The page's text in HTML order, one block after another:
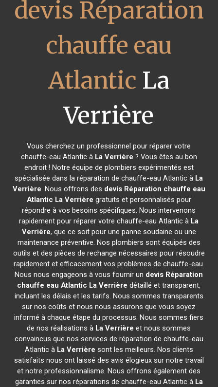
devis Réparation
chauffe eau
Atlantic La
Verrière
Vous cherchez un professionnel pour réparer votre
chauffe-eau Atlantic à La Verrière ? Vous êtes au bon
endroit ! Notre équipe de plombiers expérimentés est
spécialisée dans la réparation de chauffe-eau Atlantic à La
Verrière. Nous offrons des devis Réparation chauffe eau
Atlantic La Verrière gratuits et personnalisés pour
répondre à vos besoins spécifiques. Nous intervenons
rapidement pour réparer votre chauffe-eau Atlantic à La
Verrière, que ce soit pour une panne soudaine ou une
maintenance préventive. Nos plombiers sont équipés des
outils et des pièces de rechange nécessaires pour résoudre
rapidement et efficacement vos problèmes de chauffe-eau.
Nous nous engageons à vous fournir un devis Réparation
chauffe eau Atlantic La Verrière détaillé et transparent,
incluant les délais et les tarifs. Nous sommes transparents
sur nos coûts et nous nous assurons que vous soyez
informé à chaque étape du processus. Nous sommes fiers
de nos réalisations à La Verrière et nous sommes
convaincus que nos services de réparation de chauffe-eau
Atlantic à La Verrière sont les meilleurs. Nos clients
satisfaits nous ont laissé des avis élogieux sur notre travail
et notre professionnalisme. Nous offrons également des
garanties sur nos réparations de chauffe-eau Atlantic à La